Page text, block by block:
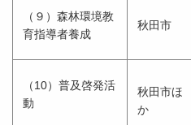
（９）森林環境教
育指導者養成
秋田市
（10）普及啓発活
動
秋田市ほ
か